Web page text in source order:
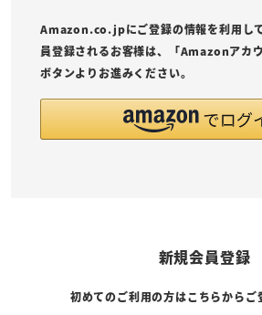
Amazon.co.jpにご登録の情報を利用し
員登録されるお客様は、「Amazonアカ
ボタンよりお進みください。
新規会員登録
初めてのご利用の方はこちらからご